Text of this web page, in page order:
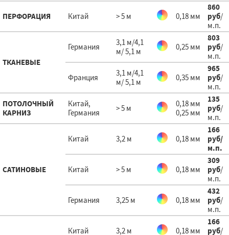
ПЕРФОРАЦИЯ Китай > 5 м 0,18 мм
860
руб/
м.п.
ТКАНЕВЫЕ
Германия
3,1 м/4,1
м/ 5,1 м
0,25 мм
803
руб/
м.п.
Франция
3,1 м/4,1
м/ 5,1 м
0,35 мм
965
руб/
м.п.
ПОТОЛОЧНЫЙ
КАРНИЗ
Китай,
Германия
> 5 м
0,18 мм
0,25 мм
135
руб/
м.п.
САТИНОВЫЕ
Китай 3,2 м 0,18 мм
166
руб/
м.п.
Китай > 5 м 0,18 мм
309
руб/
м.п.
Германия 3,25 м 0,18 мм
432
руб/
м.п.
Китай 3,2 м 0,18 мм
166
руб/